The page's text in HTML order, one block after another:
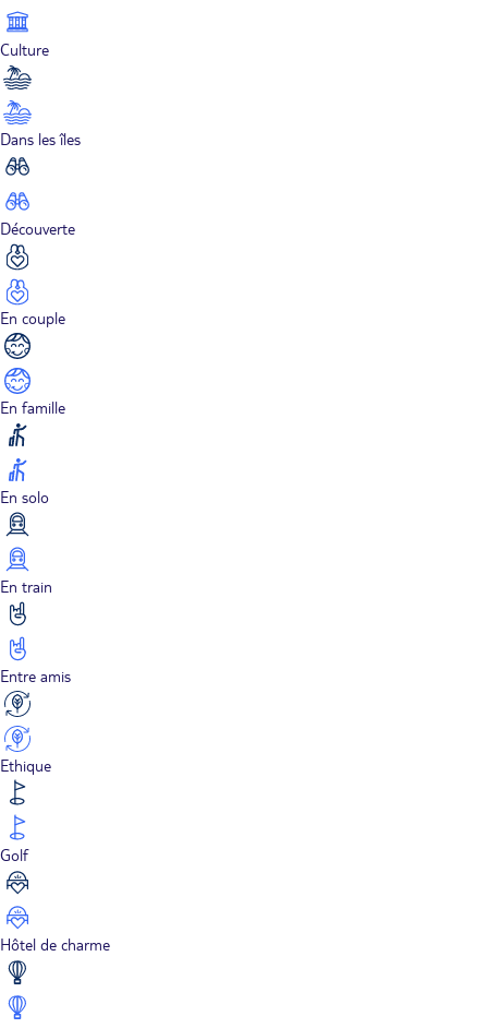
Culture
Dans les îles
Découverte
En couple
En famille
En solo
En train
Entre amis
Ethique
Golf
Hôtel de charme